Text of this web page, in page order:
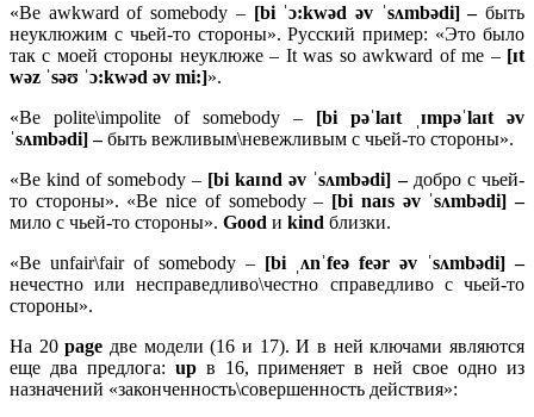
«Be awkward of somebody –[bi ˈɔ:kwəd əv ˈsʌmbədi] –быть
неуклюжим с чьей-то стороны». Русский пример: «Это было
так с моей стороны неуклюже – It was so awkward of me –[ɪt
wəz ˈsəʊ ˈɔ:kwəd əv mi:]».
«Be polite\impolite of somebody – [bi pəˈlaɪt ˌɪmpəˈlaɪt əv
ˈsʌmbədi] –быть вежливым\невежливым с чьей-то стороны».
«Be kind of somebody –[bi kaɪnd əv ˈsʌmbədi] – добро с чьей-
то стороны». «Be nice of somebody – [bi naɪs əv ˈsʌmbədi] –
мило с чьей-то стороны». Good и kind близки.
«Be unfair\fair of somebody –[bi ˌʌnˈfeə feər əv ˈsʌmbədi] –
нечестно или несправедливо\честно справедливо с чьей-то
стороны».
На 20page две модели (16 и 17). И в ней ключами являются
еще два предлога: upв 16, применяет в ней свое одно из
назначений «законченность\совершенность действия»: